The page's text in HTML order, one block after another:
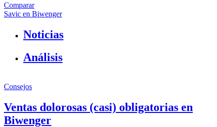
Comparar
Savic en Biwenger
Noticias
Análisis
Consejos
Ventas dolorosas (casi) obligatorias en
Biwenger